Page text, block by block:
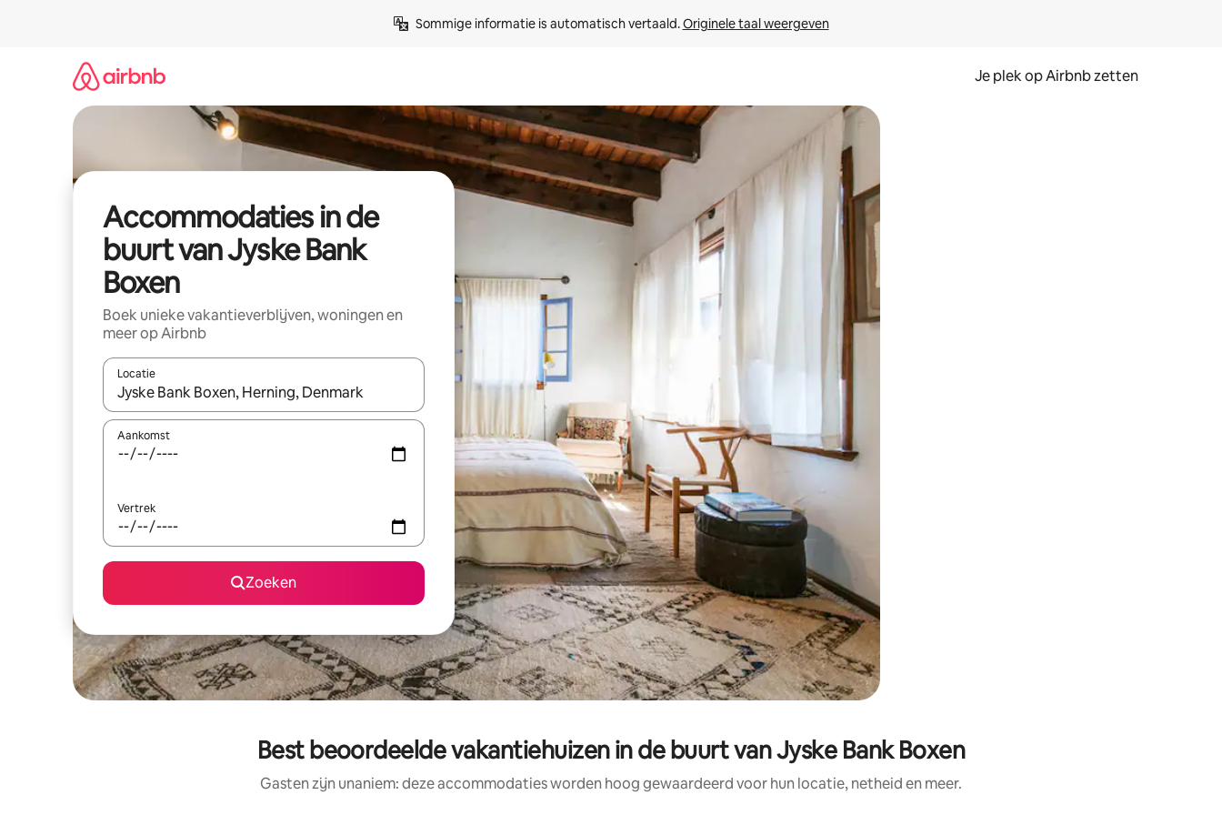
Sommige informatie is automatisch vertaald. Originele taal weergeven
Je plek op Airbnb zetten
Accommodaties in de
buurt van Jyske Bank
Boxen
Boek unieke vakantieverblijven, woningen en
meer op Airbnb
Locatie
Wanneer er resultaten beschikbaar zijn, maak je een keuze met je de pijltjestoetsen omhoog en omlaag, óf door te tikken of swipen.
Aankomst
Vertrek
Zoeken
Best beoordeelde vakantiehuizen in de buurt van Jyske Bank Boxen
Gasten zijn unaniem: deze accommodaties worden hoog gewaardeerd voor hun locatie, netheid en meer.